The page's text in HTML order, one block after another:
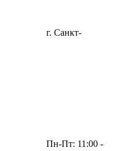
г. Санкт-
Пн-Пт: 11:00 -